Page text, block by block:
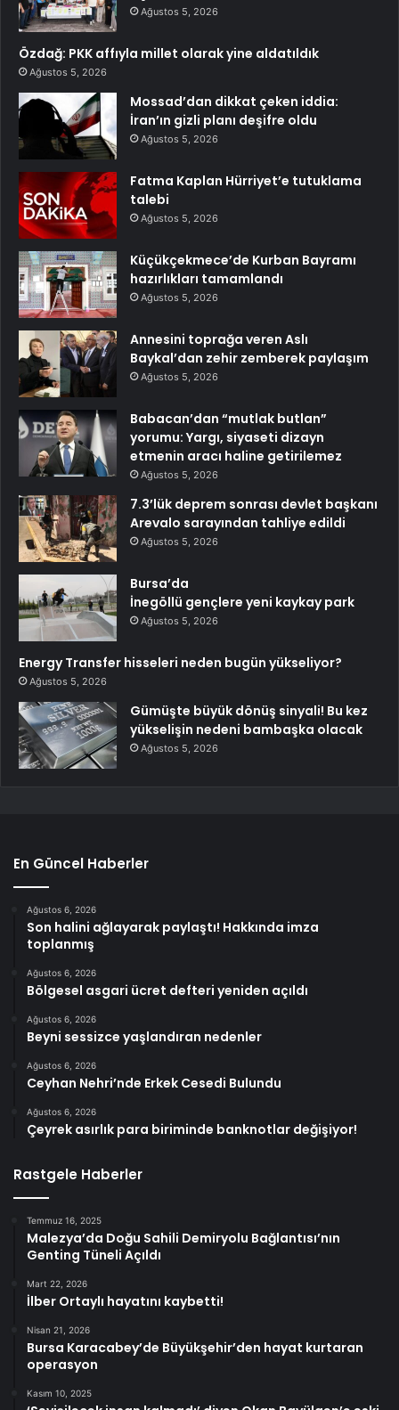
Ağustos 5, 2026
Özdağ: PKK affıyla millet olarak yine aldatıldık
Ağustos 5, 2026
Mossad’dan dikkat çeken iddia:
İran’ın gizli planı deşifre oldu
Ağustos 5, 2026
Fatma Kaplan Hürriyet’e tutuklama
talebi
Ağustos 5, 2026
Küçükçekmece’de Kurban Bayramı
hazırlıkları tamamlandı
Ağustos 5, 2026
Annesini toprağa veren Aslı
Baykal’dan zehir zemberek paylaşım
Ağustos 5, 2026
Babacan’dan “mutlak butlan”
yorumu: Yargı, siyaseti dizayn
etmenin aracı haline getirilemez
Ağustos 5, 2026
7.3’lük deprem sonrası devlet başkanı
Arevalo sarayından tahliye edildi
Ağustos 5, 2026
Bursa’da
İnegöllü gençlere yeni kaykay park
Ağustos 5, 2026
Energy Transfer hisseleri neden bugün yükseliyor?
Ağustos 5, 2026
Gümüşte büyük dönüş sinyali! Bu kez
yükselişin nedeni bambaşka olacak
Ağustos 5, 2026
En Güncel Haberler
Ağustos 6, 2026
Son halini ağlayarak paylaştı! Hakkında imza
toplanmış
Ağustos 6, 2026
Bölgesel asgari ücret defteri yeniden açıldı
Ağustos 6, 2026
Beyni sessizce yaşlandıran nedenler
Ağustos 6, 2026
Ceyhan Nehri’nde Erkek Cesedi Bulundu
Ağustos 6, 2026
Çeyrek asırlık para biriminde banknotlar değişiyor!
Rastgele Haberler
Temmuz 16, 2025
Malezya’da Doğu Sahili Demiryolu Bağlantısı’nın
Genting Tüneli Açıldı
Mart 22, 2026
İlber Ortaylı hayatını kaybetti!
Nisan 21, 2026
Bursa Karacabey’de Büyükşehir’den hayat kurtaran
operasyon
Kasım 10, 2025